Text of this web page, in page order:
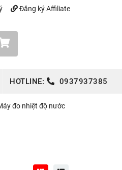
Đăng ký Affiliate
HOTLINE: 0937937385
đo nhiệt độ nước